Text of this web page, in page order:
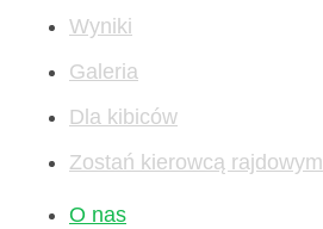
Wyniki
Galeria
Dla kibiców
Zostań kierowcą rajdowym
O nas